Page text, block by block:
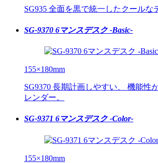
SG935 全面を黒で統一したクールな
SG-9370 6マンスデスク -Basic-
155×180mm
SG9370 長期計画しやすい、 機能性
レンダー。
SG-9371 6マンスデスク -Color-
155×180mm